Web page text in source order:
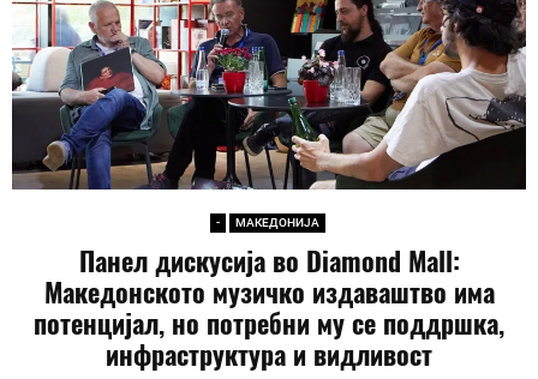
- МАКЕДОНИЈА
Панел дискусија во Diamond Mall:
Македонското музичко издаваштво има
потенцијал, но потребни му се поддршка,
инфраструктура и видливост